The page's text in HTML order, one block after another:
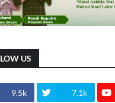
US
9.5k 7.1k